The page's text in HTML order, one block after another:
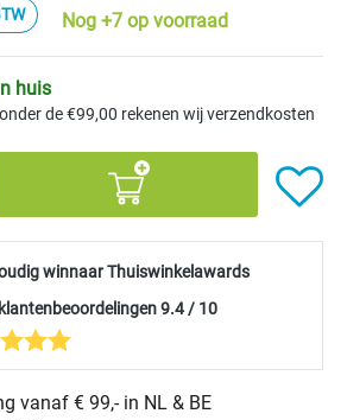
Nog +7 op voorraad
huis
de €99,00 rekenen wij verzendkosten
winnaar Thuiswinkelawards
9.4 / 10
vanaf € 99,- in NL & BE